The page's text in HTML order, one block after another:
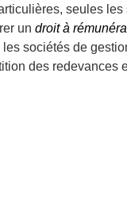
seules
un droit à
sociétés de
des redevances